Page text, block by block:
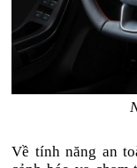
Về tính năng an